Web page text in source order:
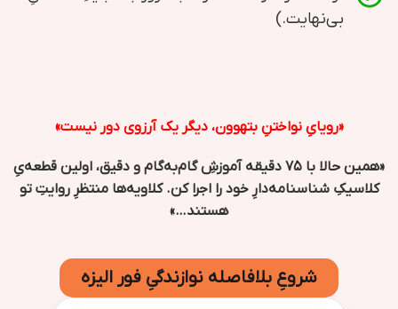
بی‌نهایت.)
«رویایِ نواختنِ بتهوون، دیگر یک آرزوی دور نیست»
«همین حالا با ۷۵ دقیقه آموزشِ گام‌به‌گام و دقیق، اولین قطعه‌یِ
کلاسیکِ شناسنامه‌دارِ خود را اجرا کن. کلاویه‌ها منتظرِ روایتِ تو
هستند…»
شروعِ بلافاصله نوازندگیِ فور الیزه